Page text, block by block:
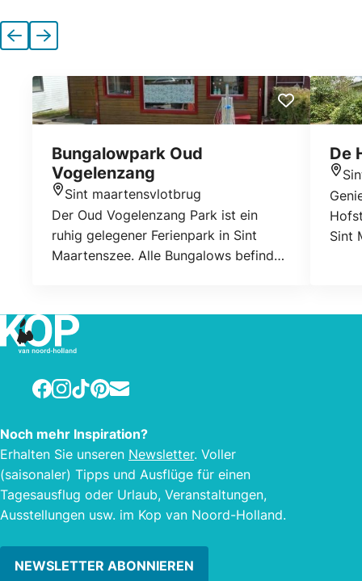
VorherigeNächste
Bungalowpark Oud
Vogelenzang
Standort
Sint maartensvlotbrug
Der Oud Vogelenzang Park ist ein
ruhig gelegener Ferienpark in Sint
Maartenszee. Alle Bungalows befinden
eingerichtet.
De
Sint
Facebook
Instagram
TikTokPinterest
E-mail
Noch mehr Inspiration?
Erhalten Sie unseren Newsletter. Voller
(saisonaler) Tipps und Ausflüge für einen
Tagesausflug oder Urlaub, Veranstaltungen,
Ausstellungen usw. im Kop van Noord-Holland.
NEWSLETTER ABONNIEREN